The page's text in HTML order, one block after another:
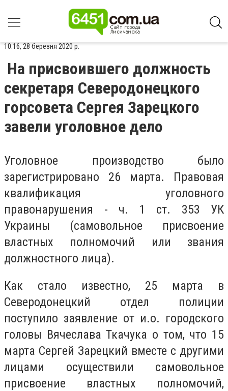
10:16, 28 березня 2020 р.
На присвоившего должность
секретаря Северодонецкого
горсовета Сергея Зарецкого
завели уголовное дело
Уголовное производство было
зарегистрировано 26 марта. Правовая
квалификация уголовного
правонарушения - ч. 1 ст. 353 УК
Украины (самовольное присвоение
властных полномочий или звания
должностного лица).
Как стало известно, 25 марта в
Северодонецкий отдел полиции
поступило заявление от и.о. городского
головы Вячеслава Ткачука о том, что 15
марта Сергей Зарецкий вместе с другими
лицами осуществили самовольное
присвоение властных полномочий,